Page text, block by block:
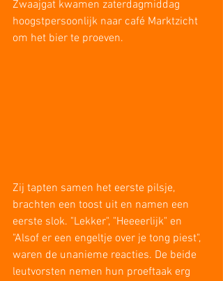
Zwaajgat kwamen zaterdagmiddag
hoogstpersoonlijk naar café Marktzicht
om het bier te proeven.
Zij tapten samen het eerste pilsje,
brachten een toost uit en namen een
eerste slok. "Lekker", "Heeeerlijk" en
"Alsof er een engeltje over je tong piest",
waren de unanieme reacties. De beide
leutvorsten nemen hun proeftaak erg